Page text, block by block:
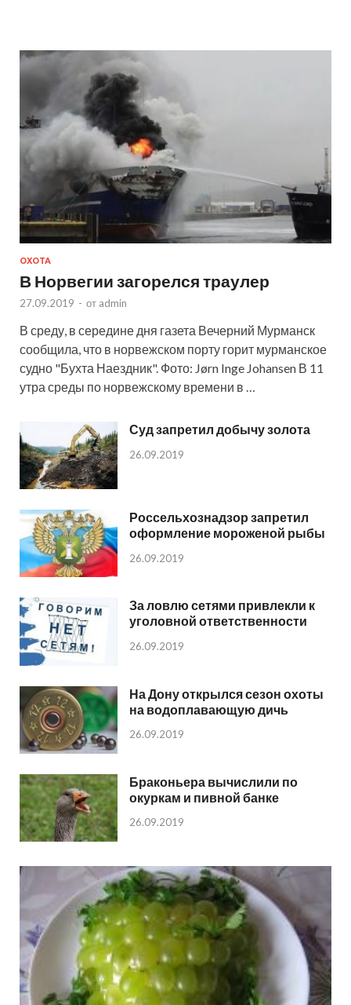
ОХОТА
В Норвегии загорелся траулер
27.09.2019 - от admin
В среду, в середине дня газета Вечерний Мурманск
сообщила, что в норвежском порту горит мурманское
судно "Бухта Наездник". Фото: Jørn Inge Johansen В 11
утра среды по норвежскому времени в …
Суд запретил добычу золота
26.09.2019
Россельхознадзор запретил
оформление мороженой рыбы
26.09.2019
За ловлю сетями привлекли к
уголовной ответственности
26.09.2019
На Дону открылся сезон охоты
на водоплавающую дичь
26.09.2019
Браконьера вычислили по
окуркам и пивной банке
26.09.2019